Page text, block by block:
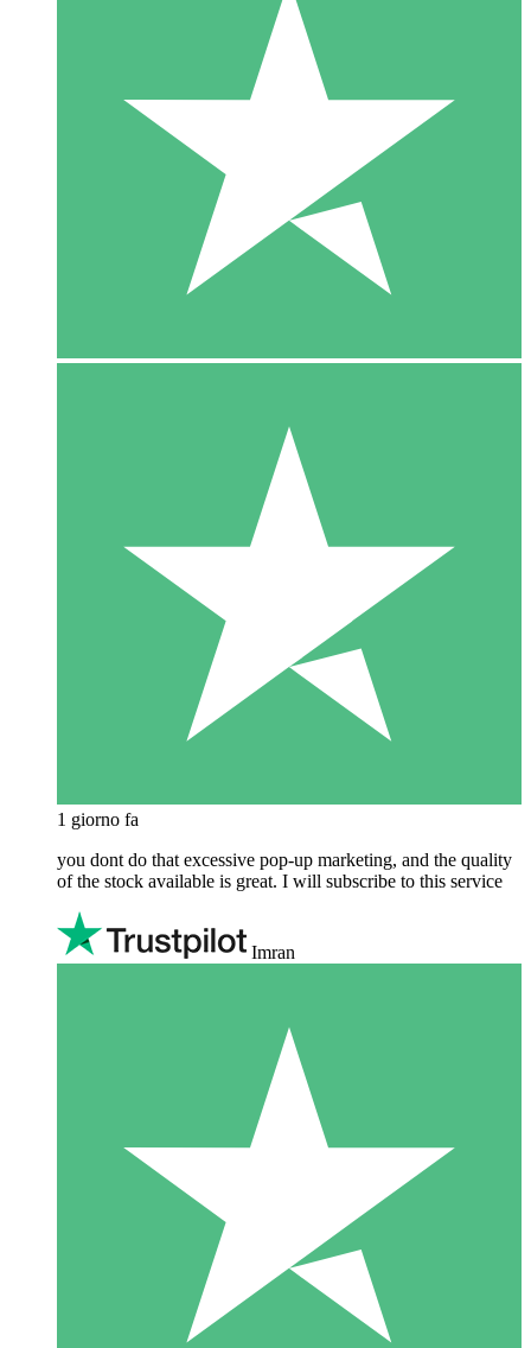
1 giorno fa
you dont do that excessive pop-up marketing, and the quality
of the stock available is great. I will subscribe to this service
Imran